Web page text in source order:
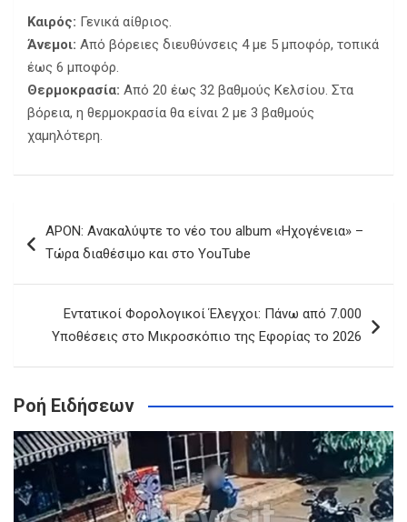
Καιρός: Γενικά αίθριος.
Άνεμοι: Από βόρειες διευθύνσεις 4 με 5 μποφόρ, τοπικά
έως 6 μποφόρ.
Θερμοκρασία: Από 20 έως 32 βαθμούς Κελσίου. Στα
βόρεια, η θερμοκρασία θα είναι 2 με 3 βαθμούς
χαμηλότερη.
άρθρων
APON: Ανακαλύψτε το νέο του album «Ηχογένεια» –
Τώρα διαθέσιμο και στο YouTube
Εντατικοί Φορολογικοί Έλεγχοι: Πάνω από 7.000
Υποθέσεις στο Μικροσκόπιο της Εφορίας το 2026
Ροή Ειδήσεων